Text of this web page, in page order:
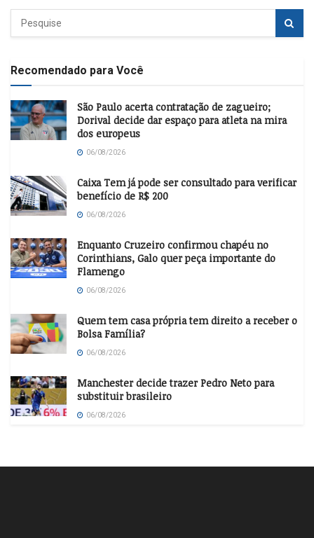
Recomendado para Você
São Paulo acerta contratação de zagueiro;
Dorival decide dar espaço para atleta na mira
dos europeus
06/08/2026
Caixa Tem já pode ser consultado para verificar
benefício de R$ 200
06/08/2026
Enquanto Cruzeiro confirmou chapéu no
Corinthians, Galo quer peça importante do
Flamengo
06/08/2026
Quem tem casa própria tem direito a receber o
Bolsa Família?
06/08/2026
Manchester decide trazer Pedro Neto para
substituir brasileiro
06/08/2026